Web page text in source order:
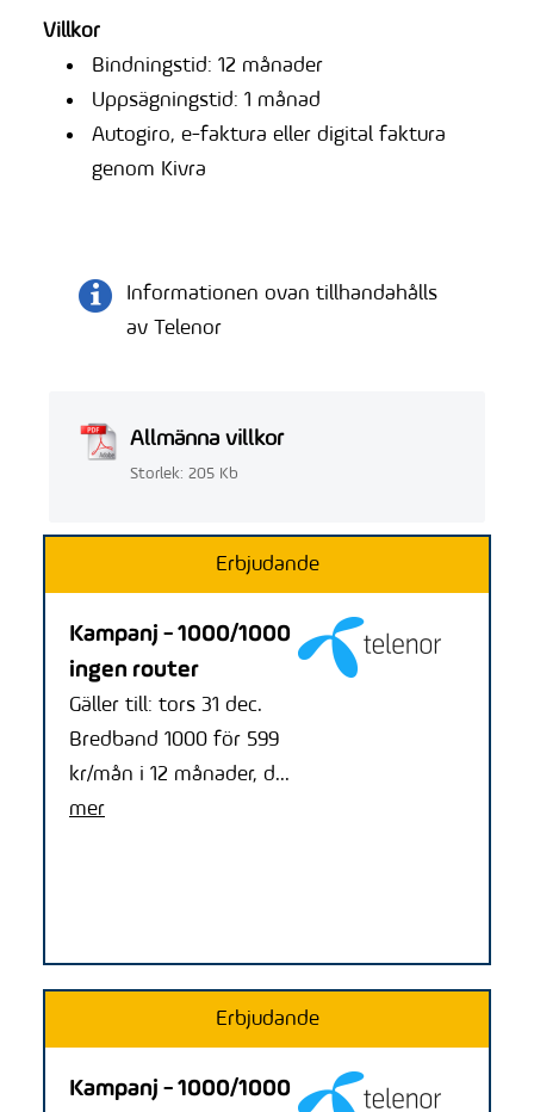
Villkor
Bindningstid: 12 månader
Uppsägningstid: 1 månad
Autogiro, e-faktura eller digital faktura
genom Kivra
Informationen ovan tillhandahålls
av Telenor
Allmänna villkor
Storlek: 205 Kb
Erbjudande
Kampanj - 1000/1000
ingen router
Gäller till: tors 31 dec.
Bredband 1000 för 599
kr/mån i 12 månader, d...
mer
Erbjudande
Kampanj - 1000/1000